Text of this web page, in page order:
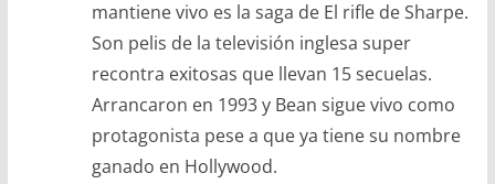
mantiene vivo es la saga de El rifle de Sharpe.
Son pelis de la televisión inglesa super
recontra exitosas que llevan 15 secuelas.
Arrancaron en 1993 y Bean sigue vivo como
protagonista pese a que ya tiene su nombre
ganado en Hollywood.